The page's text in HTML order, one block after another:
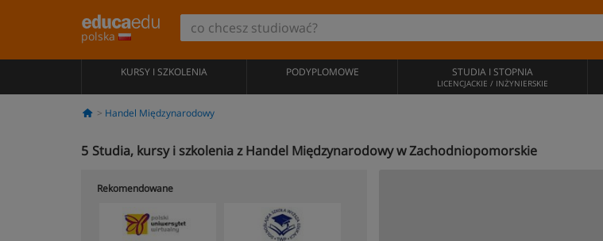
polska
KURSY I SZKOLENIA PODYPLOMOWE STUDIA I STOPNIA
LICENCJACKIE / INŻYNIERSKIE
Handel Międzynarodowy
5 Studia, kursy i szkolenia z Handel Międzynarodowy w Zachodniopomorskie
Rekomendowane